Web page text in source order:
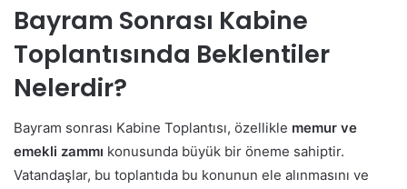
Bayram Sonrası Kabine
Toplantısında Beklentiler
Nelerdir?
Bayram sonrası Kabine Toplantısı, özellikle memur ve
emekli zammı konusunda büyük bir öneme sahiptir.
Vatandaşlar, bu toplantıda bu konunun ele alınmasını ve